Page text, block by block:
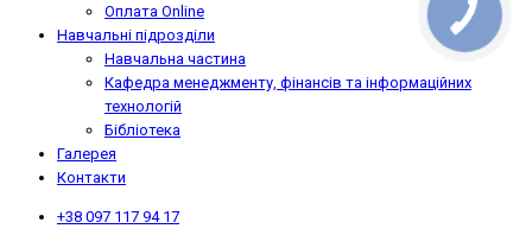
Оплата Online
Навчальні підрозділи
Навчальна частина
Кафедра менеджменту, фінансів та інформаційних
технологій
Бібліотека
Галерея
Контакти
+38 097 117 94 17